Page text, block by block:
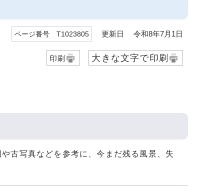
ページ番号 T1023805 更新日 令和8年7月1日
印刷 大きな文字で印刷
古写真などを参考に、今まだ残る風景、失